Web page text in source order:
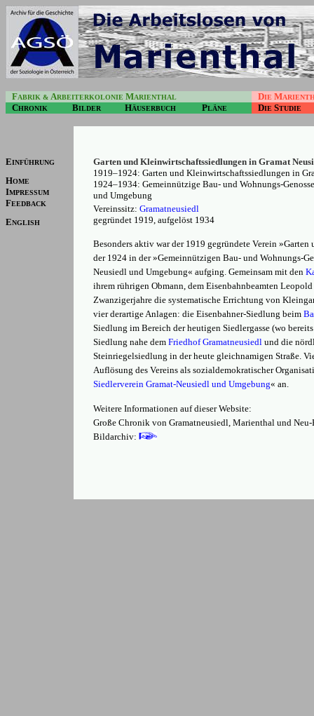
FABRIK & ARBEITERKOLONIE MARIENTHAL DIE M
CHRONIK BILDER HÄUSERBUCH PLÄNE DIESTUDIE
EINFÜHRUNG
HOME
IMPRESSUM
FEEDBACK
ENGLISH
Garten und Kleinwirtschaftssiedlungen in Gramat
1919–1924: Garten und Kleinwirtschaftssiedlungen in
1924–1934: Gemeinnützige Bau- und Wohnungs-
und Umgebung
Vereinssitz: Gramatneusiedl
gegründet 1919, aufgelöst 1934
Besonders aktiv war der 1919 gegründete Verein »Garten
der 1924 in der»Gemeinnützigen Bau- und Wohnungs-
Neusiedl und Umgebung« aufging. Gemeinsam mit den
ihrem rührigen Obmann, dem Eisenbahnbeamten
Zwanzigerjahre die systematische Errichtung von
vier derartige Anlagen: die Eisenbahner-Siedlung beim
Siedlung im Bereich der heutigen Siedlergasse (wo
Siedlung nahe dem Friedhof Gramatneusiedl und die
Steinriegelsiedlung in der heute gleichnamigen Straße.
Auflösung des Vereins als sozialdemokratischer
Siedlerverein Gramat-Neusiedl und Umgebung« an
Weitere Informationen auf dieser Website:
Große Chronik von Gramatneusiedl, Marienthal und
Bildarchiv: